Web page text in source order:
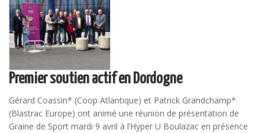
Premier soutien actif en Dordogne
Gérard Coassin* (Coop Atlantique) et Patrick Grandchamp*
(Blastrac Europe) ont animé une réunion de présentation de
Graine de Sport mardi 9 avril à l’Hyper U Boulazac en présence